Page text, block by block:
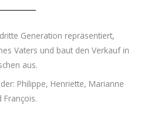
Generation repräsentiert,
Vaters und baut den Verkauf in
aus.
Philippe, Henriette, Marianne
François.